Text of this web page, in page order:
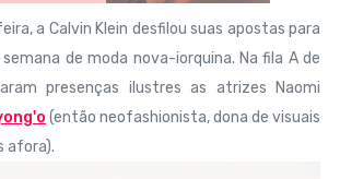
a Calvin Klein desfilou suas apostas para
de moda nova-iorquina. Na fila A de
presenças ilustres as atrizes Naomi
(então neofashionista, dona de visuais
afora).